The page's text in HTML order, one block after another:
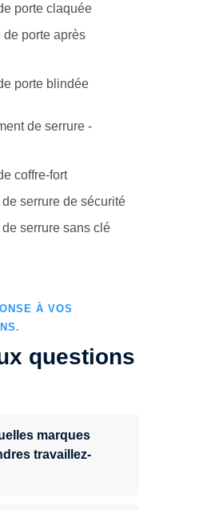
porte claquée
de porte après
porte blindée
de serrure -
coffre-fort
de serrure de sécurité
de serrure sans clé
À VOS
questions
marques
travaillez-